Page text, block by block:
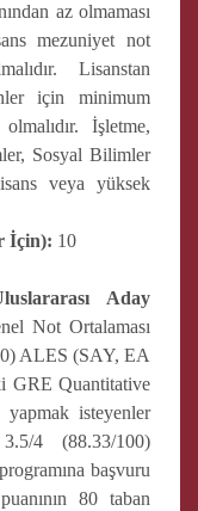
az olmaması
mezuniyet not
Lisanstan
için minimum
İşletme,
Sosyal Bilimler
veya yüksek
İçin): 10
Aday
Not Ortalaması
ALES (SAY, EA
GRE Quantitative
isteyenler
4 (88.33/100)
başvuru
80 taban